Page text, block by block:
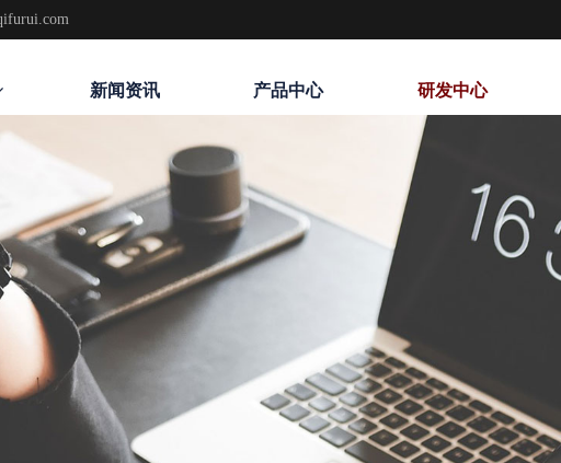
新闻资讯 产品中心 研发中心